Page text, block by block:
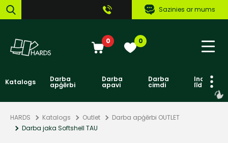
Sazinies ar mums
0 0
Katalogs Darba
apģērbi
Darba
apavi
Darba
cimdi līdzekļi
HARDS Katalogs Outlet
Darba apģērbi OUTLET
Darba jaka Softshell TAU